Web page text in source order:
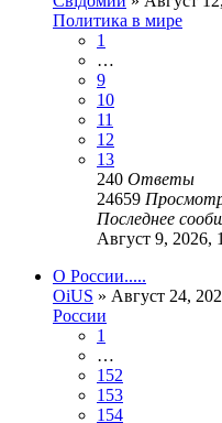
Политика в мире
1
…
9
10
11
12
13
240 Ответы
24659
Последнее
Август 9, 2026,
О России.....
OiUS » Август 24,
России
1
…
152
153
154